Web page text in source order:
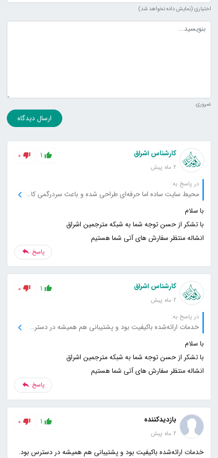
اختیاری (نمایش داده نخواهد شد)
متن دیدگاه
ضروری
ارسال دیدگاه
کارشناس اشراق
2 ماه پیش
1
0
در پاسخ به:
محیط سایت ساده اما حرفه‌ای طراحی شده و باعث سردرگمی کاربر نمی‌شود.
انشاله منتظر سفارش های آتی شما هستیم
پاسخ
کارشناس اشراق
2 ماه پیش
1
0
در پاسخ به:
خدمات ارائه‌شده باکیفیت بود و پشتیبانی هم همیشه در دسترس بود.
انشاله منتظر سفارش های آتی شما هستیم
پاسخ
بازدیدکننده
2 ماه پیش
1
0
خدمات ارائه‌شده باکیفیت بود و پشتیبانی هم همیشه در دسترس بود.